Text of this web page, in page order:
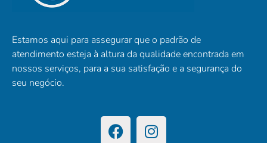
Estamos aqui para assegurar que o padrão de
atendimento esteja à altura da qualidade encontrada em
nossos serviços, para a sua satisfação e a segurança do
seu negócio.